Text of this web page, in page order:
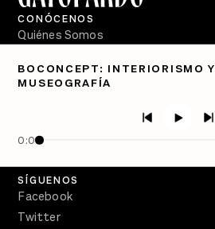
BOCONCEPT: INTERIORISMO Y
MUSEOGRAFÍA
0:00
CONÓCENOS
Quiénes Somos
PÓDCASTS
Crecer en Distopía
SÍGUENOS
Facebook
Twitter